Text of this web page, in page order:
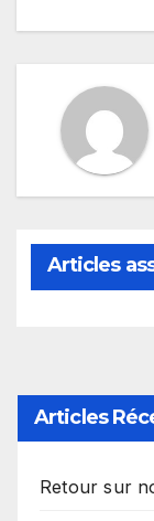
Articles
Articles
Retour sur